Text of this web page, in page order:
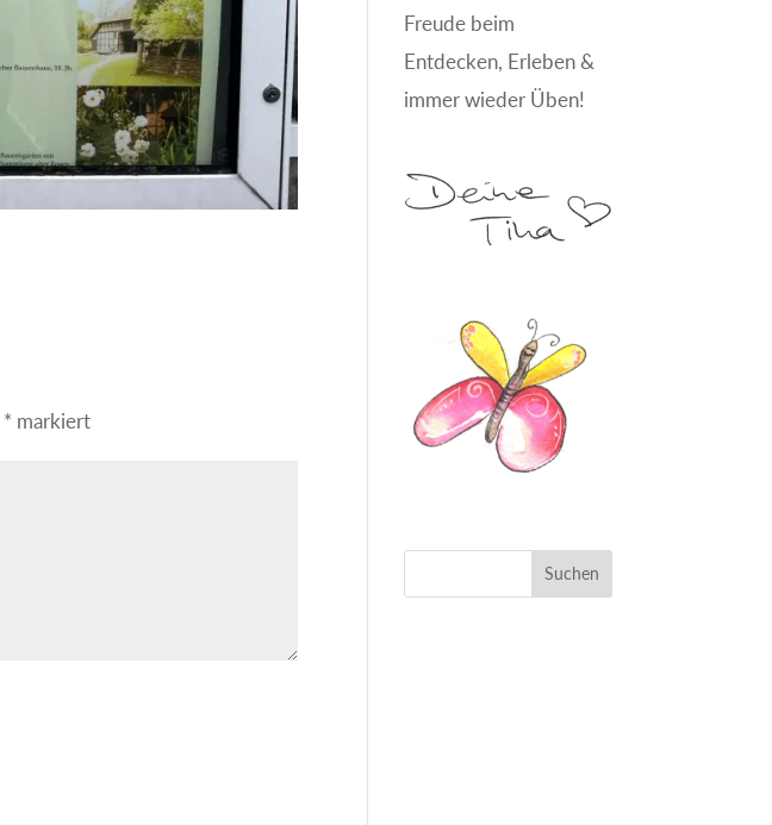
* markiert
Freude beim
Entdecken, Erleben &
immer wieder Üben!